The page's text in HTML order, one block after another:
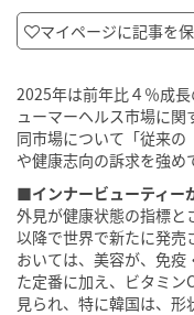
マイページに記事を
2025年は前年比４％成
ューマーヘルス市場に関
同市場について「従来
や健康志向の訴求を強め
■インナービューティー
外見が健康状態の指標と
以降で世界で新たに発売
おいては、美容が、免
た定番に加え、ビタミン
見られ、特に韓国は、形